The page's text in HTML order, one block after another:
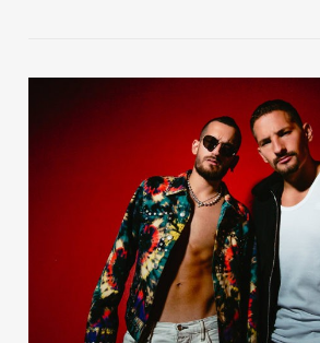
Home
Cover Story
Publicidad
Contacto